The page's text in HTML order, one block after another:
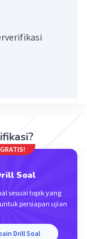
Soal
sesuai topik yang
persiapan ujian
Drill Soal